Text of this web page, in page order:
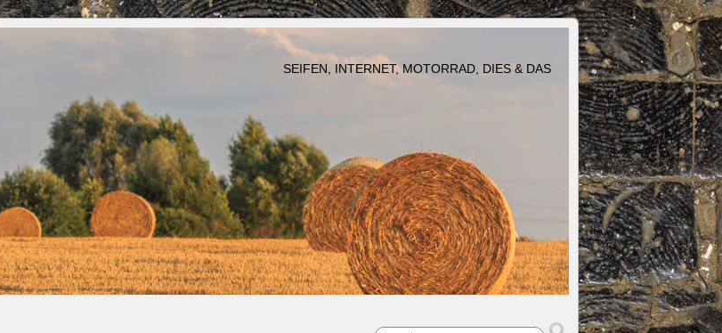
SEIFEN, INTERNET, MOTORRAD, DIES & DAS